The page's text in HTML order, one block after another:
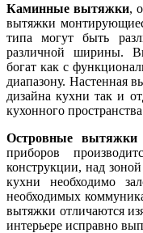
Каминные вытяжки,
вытяжки
типа могут быть
различной ширины.
богат как с
диапазону. Настенная
дизайна кухни так и
кухонного
Островные вытяжки
приборов
конструкции, над
кухни необходимо
необходимых
вытяжки отличаются
интерьере исправно